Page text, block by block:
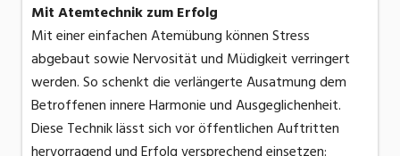
Mit Atemtechnik zum Erfolg
Mit einer einfachen Atemübung können Stress
abgebaut sowie Nervosität und Müdigkeit verringert
werden. So schenkt die verlängerte Ausatmung dem
Betroffenen innere Harmonie und Ausgeglichenheit.
Diese Technik lässt sich vor öffentlichen Auftritten